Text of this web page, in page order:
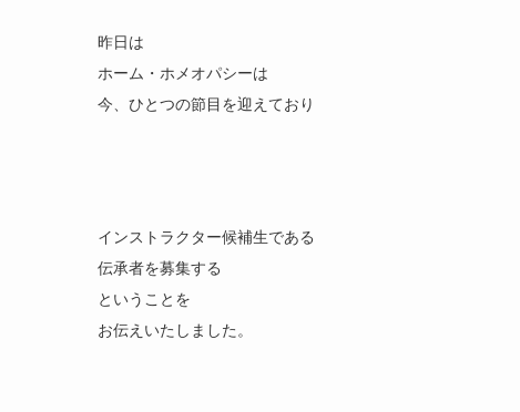
昨日は
ホーム・ホメオパシーは
今、ひとつの節目を迎えており
インストラクター候補生である
伝承者を募集する
ということを
お伝えいたしました。